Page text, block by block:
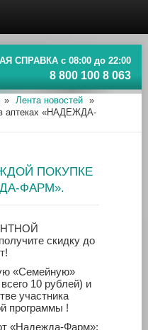
СПРАВКА с 08:00 до 22:00
8 800 100 8 063
» Лента новостей
»
аптеках «НАДЕЖДА-
ПОКУПКЕ
ФАРМ».
скидку до
«Семейную»
10 рублей) и
участника
программы !
«Надежда-Фарм»: